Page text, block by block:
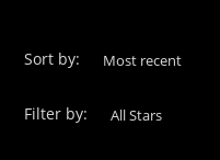
Sort by:
Filter by: Rating